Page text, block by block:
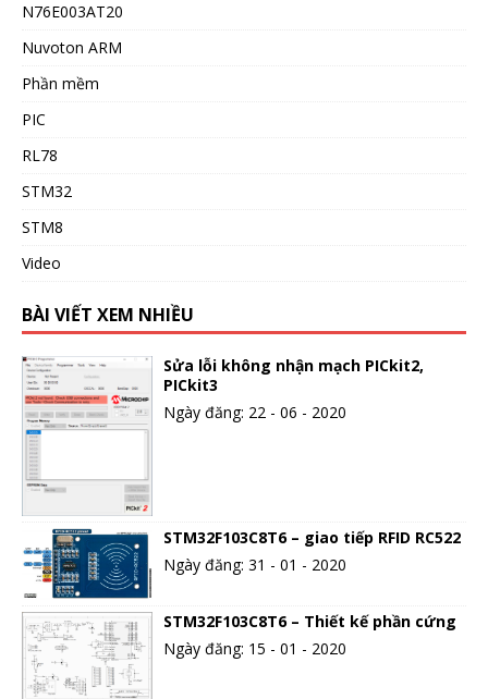
N76E003AT20
Nuvoton ARM
Phần mềm
PIC
RL78
STM32
STM8
Video
BÀI VIẾT XEM NHIỀU
Sửa lỗi không nhận mạch PICkit2,
PICkit3
Ngày đăng: 22 - 06 - 2020
STM32F103C8T6 – giao tiếp RFID RC522
Ngày đăng: 31 - 01 - 2020
STM32F103C8T6 – Thiết kế phần cứng
Ngày đăng: 15 - 01 - 2020